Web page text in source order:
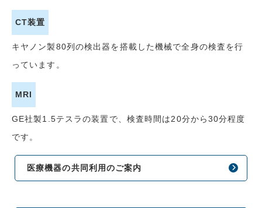
CT装置
キヤノン製80列の検出器を搭載した機械で全身の検査を行
っています。
MRI
GE社製1.5テスラの装置で、検査時間は20分から30分程度
です。
医療機器の共同利用のご案内